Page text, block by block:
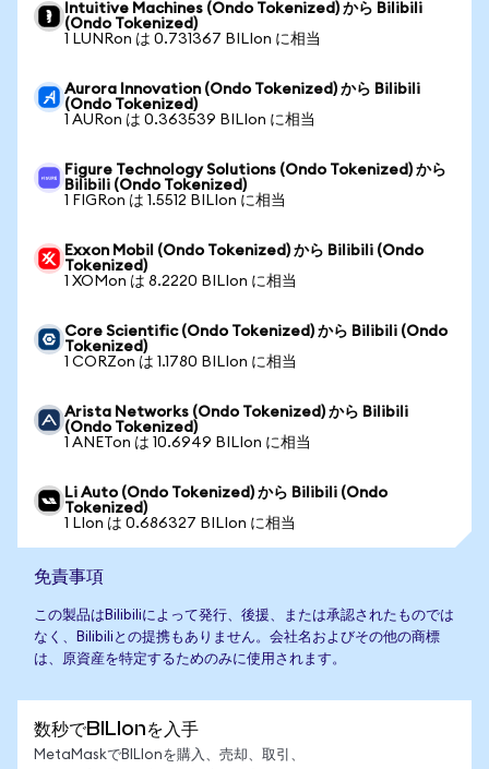
Intuitive Machines (Ondo Tokenized) から Bilibili
(Ondo Tokenized)
1 LUNRon は 0.731367 BILIon に相当
Aurora Innovation (Ondo Tokenized) から Bilibili
(Ondo Tokenized)
1 AURon は 0.363539 BILIon に相当
Figure Technology Solutions (Ondo Tokenized) から
Bilibili (Ondo Tokenized)
1 FIGRon は 1.5512 BILIon に相当
Exxon Mobil (Ondo Tokenized) から Bilibili (Ondo
Tokenized)
1 XOMon は 8.2220 BILIon に相当
Core Scientific (Ondo Tokenized) から Bilibili (Ondo
Tokenized)
1 CORZon は 1.1780 BILIon に相当
Arista Networks (Ondo Tokenized) から Bilibili
(Ondo Tokenized)
1 ANETon は 10.6949 BILIon に相当
Li Auto (Ondo Tokenized) から Bilibili (Ondo
Tokenized)
1 LIon は 0.686327 BILIon に相当
免責事項
この製品はBilibiliによって発行、後援、または承認されたものでは
なく、Bilibiliとの提携もありません。会社名およびその他の商標
は、原資産を特定するためのみに使用されます。
数秒でBILIonを入手
MetaMaskでBILIonを購入、売却、取引、